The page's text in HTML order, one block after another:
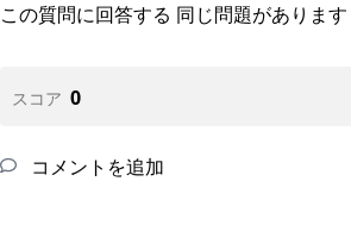
この質問に回答する 同じ問題があります
スコア 0
コメントを追加